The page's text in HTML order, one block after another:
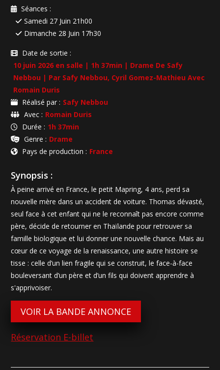
Séances :
Samedi 27 Juin 21h00
Dimanche 28 Juin 17h30
Date de sortie :
10 juin 2026 en salle | 1h 37min | Drame De Safy
Nebbou | Par Safy Nebbou, Cyril Gomez-Mathieu Avec
Romain Duris
Réalisé par : Safy Nebbou
Avec : Romain Duris
Durée : 1h 37min
Genre : Drame
Pays de production : France
Synopsis :
À peine arrivé en France, le petit Mapring, 4 ans, perd sa
nouvelle mère dans un accident de voiture. Thomas dévasté,
seul face à cet enfant qui ne le reconnaît pas encore comme
père, décide de retourner en Thaïlande pour retrouver sa
famille biologique et lui donner une nouvelle chance. Mais au
cœur de ce voyage de la renaissance, une autre histoire se
tisse : celle d’un lien fragile qui se construit, le face-à-face
bouleversant d’un père et d’un fils qui doivent apprendre à
s'apprivoiser.
VOIR LA BANDE ANNONCE
Réservation E-billet